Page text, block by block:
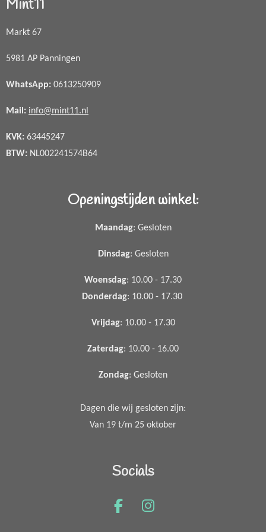
Mint11
Markt 67
5981 AP Panningen
WhatsApp: 0613250909
Mail: info@mint11.nl
KVK: 63445247
BTW: NL002241574B64
Openingstijden winkel:
Maandag: Gesloten
Dinsdag: Gesloten
Woensdag: 10.00 - 17.30
Donderdag: 10.00 - 17.30
Vrijdag: 10.00 - 17.30
Zaterdag: 10.00 - 16.00
Zondag: Gesloten
Dagen die wij gesloten zijn:
Van 19 t/m 25 oktober
Socials
F
I